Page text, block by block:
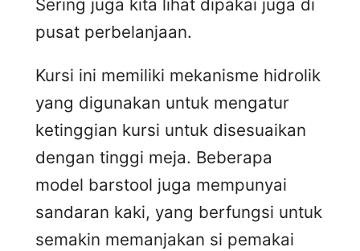
Sering juga kita lihat dipakai juga di
pusat perbelanjaan.
Kursi ini memiliki mekanisme hidrolik
yang digunakan untuk mengatur
ketinggian kursi untuk disesuaikan
dengan tinggi meja. Beberapa
model barstool juga mempunyai
sandaran kaki, yang berfungsi untuk
semakin memanjakan si pemakai